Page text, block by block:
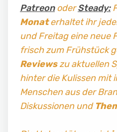
PatreonoderSteady:
Monaterhaltet ihr
und Freitag eine neue
frisch zum Frühstück
Reviewszu aktuellen
hinter die Kulissen mit
Menschen aus der
Diskussionen und